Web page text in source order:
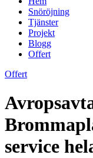
Snöröjning
Tjänster
Projekt
Blogg
Offert
Offert
service